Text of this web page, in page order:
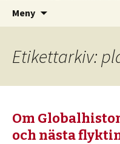
Meny
Etikettarkiv:
Om
och nästa